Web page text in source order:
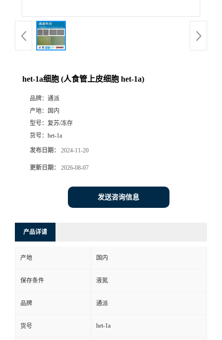
het-1a细胞 (人食管上皮细胞 het-1a)
品牌： 通派
产地：
国内
型号： 复苏/冻存
货号： het-1a
发布日期： 2024-11-20
更新日期： 2026-08-07
发送咨询信息
产品详请
产地 国内
保存条件 液氮
品牌 通派
货号 het-1a